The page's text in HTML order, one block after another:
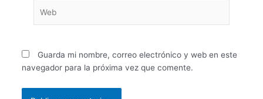
Guarda mi nombre, correo electrónico y web en este
navegador para la próxima vez que comente.